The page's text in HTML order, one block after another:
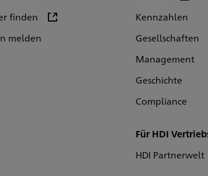
finden
melden
Kennzahlen
Gesellschaften
Management
Geschichte
Compliance
Für HDI
HDI Partnerwelt